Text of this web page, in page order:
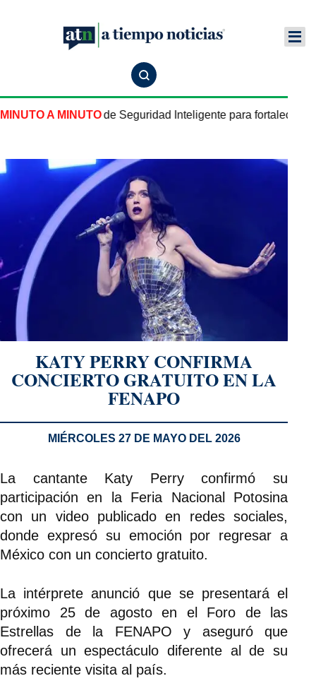
MINUTO A MINUTO
revisa Postes de Seguridad Inteligente para fortalecer la
KATY PERRY CONFIRMA
CONCIERTO GRATUITO EN LA
FENAPO
MIÉRCOLES 27 DE MAYO DEL 2026
La cantante Katy Perry confirmó su
participación en la Feria Nacional Potosina
con un video publicado en redes sociales,
donde expresó su emoción por regresar a
México con un concierto gratuito.
La intérprete anunció que se presentará el
próximo 25 de agosto en el Foro de las
Estrellas de la FENAPO y aseguró que
ofrecerá un espectáculo diferente al de su
más reciente visita al país.